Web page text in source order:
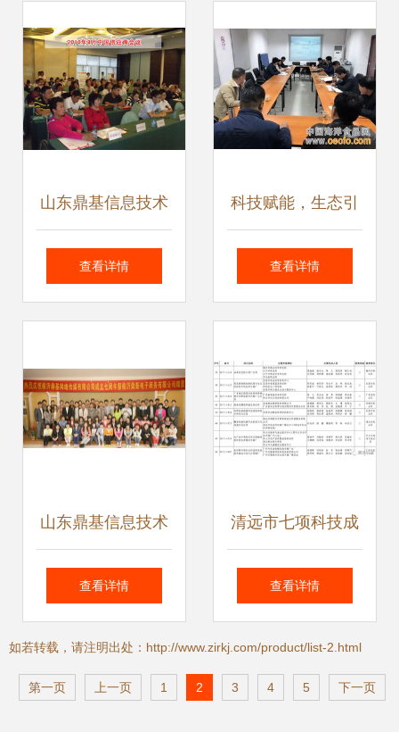
山东鼎基信息技术
深耕临沂网站建设
查看详情
科技赋能，生态引
领 青浦区召开
推广工作会议
查看详情
山东鼎基信息技术
赋能临沂企业数字
决方案引领未来
查看详情
清远市七项科技成
果荣获2017年度广
查看详情
如若转载，请注明出处：http://www.zirkj.com/product/list-2.html
第一页 上一页 1 2 3 4 5 下一页